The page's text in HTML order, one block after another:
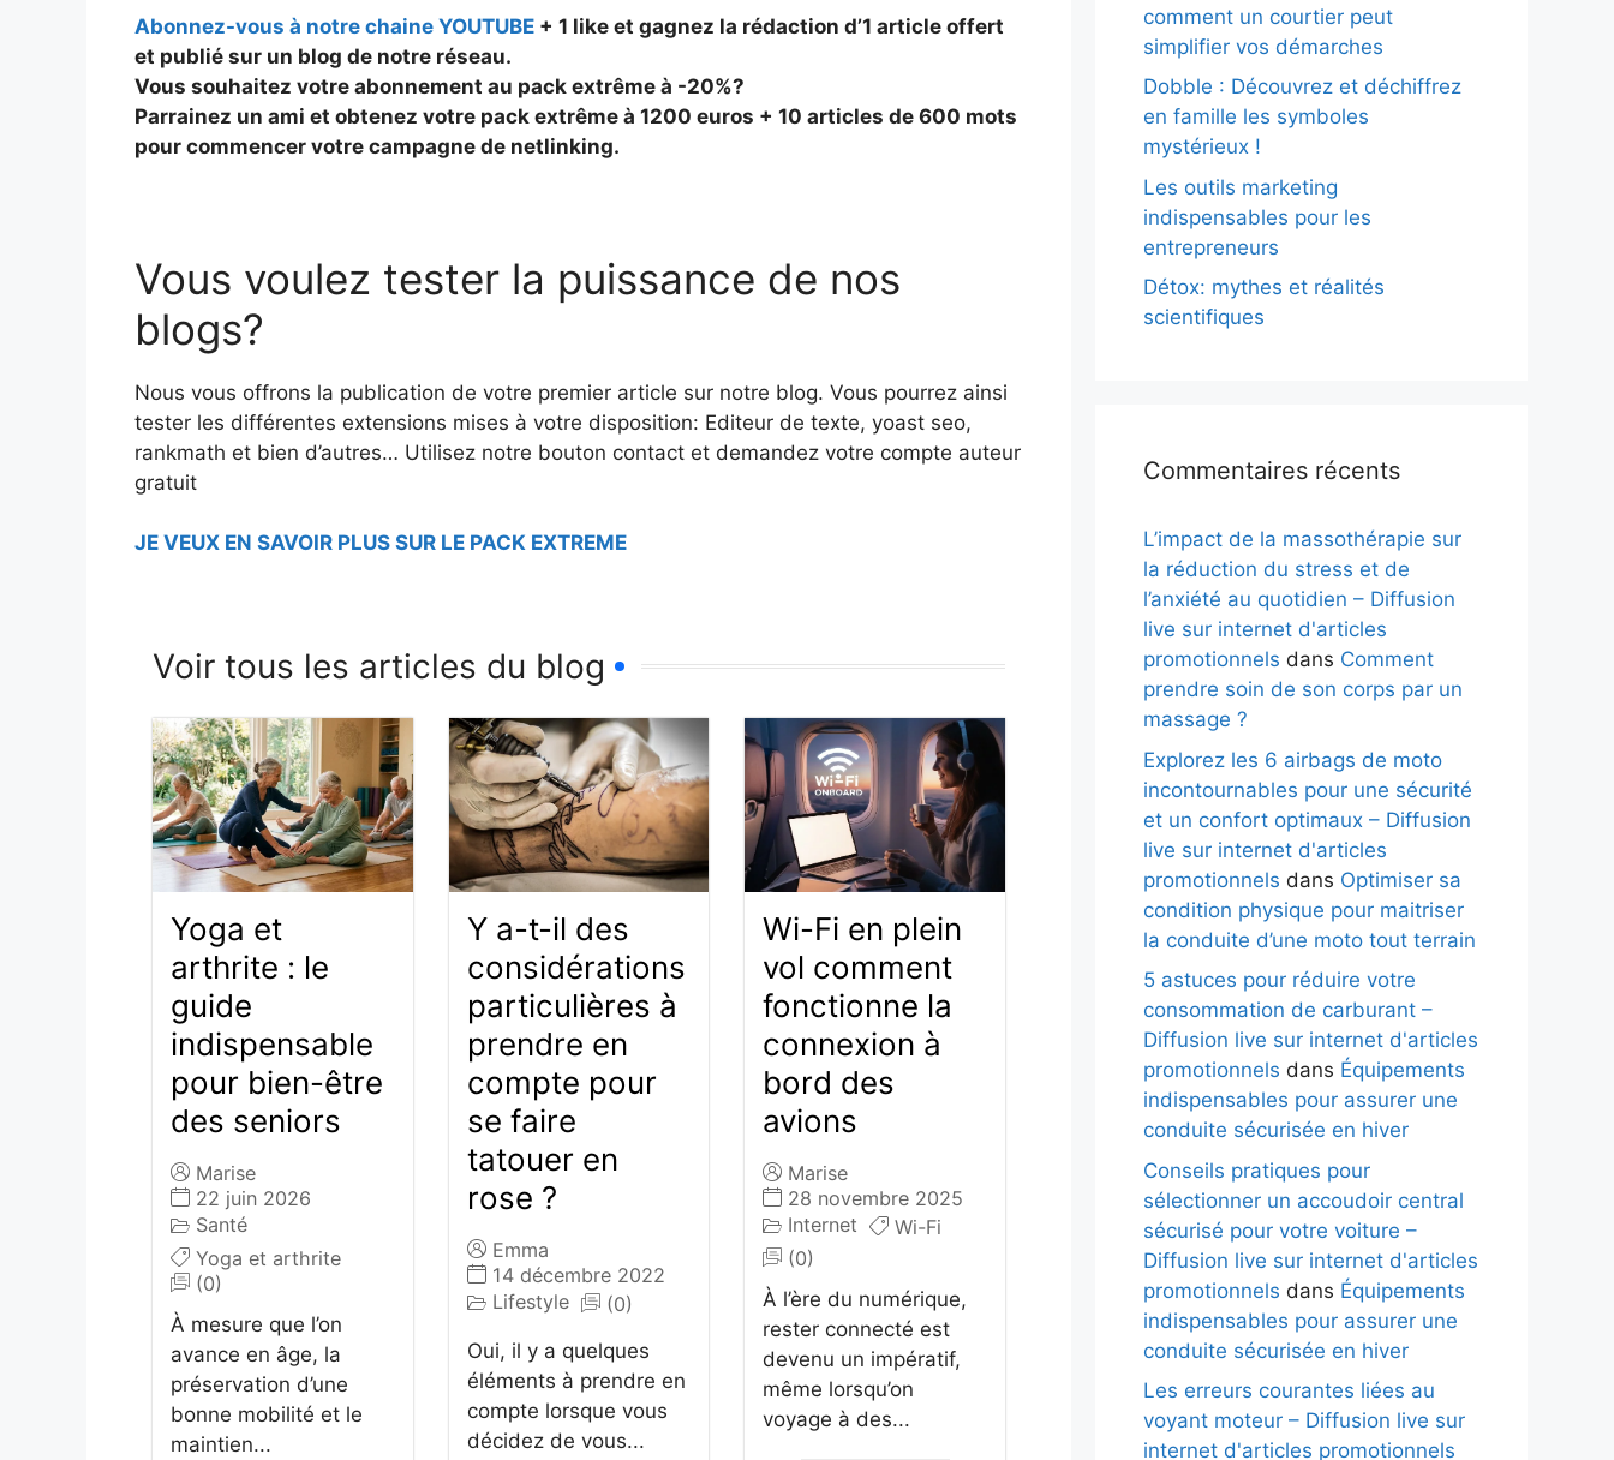
Abonnez-vous à notre chaine YOUTUBE + 1 like et gagnez la rédaction d’1 article offert
et publié sur un blog de notre réseau.
Vous souhaitez votre abonnement au pack extrême à -20%?
Parrainez un ami et obtenez votre pack extrême à 1200 euros + 10 articles de 600 mots
pour commencer votre campagne de netlinking.
Vous voulez tester la puissance de nos
blogs?
Nous vous offrons la publication de votre premier article sur notre blog. Vous pourrez ainsi
tester les différentes extensions mises à votre disposition: Editeur de texte, yoast seo,
rankmath et bien d’autres… Utilisez notre bouton contact et demandez votre compte auteur
gratuit
JE VEUX EN SAVOIR PLUS SUR LE PACK EXTREME
Voir tous les articles du blog
Yoga et
arthrite : le
guide
indispensable
pour bien-être
des seniors
Marise
22 juin 2026
Santé
Yoga et arthrite
(0)
À mesure que l’on
avance en âge, la
préservation d’une
bonne mobilité et le
maintien...
Y a-t-il des
considérations
particulières à
prendre en
compte pour
se faire
tatouer en
rose ?
Emma
14 décembre 2022
Lifestyle
(0)
Oui, il y a quelques
éléments à prendre en
compte lorsque vous
décidez de vous...
Wi-Fi en plein
vol comment
fonctionne la
connexion à
bord des
avions
Marise
28 novembre 2025
Internet
Wi-Fi
(0)
À l’ère du numérique,
rester connecté est
devenu un impératif,
même lorsqu’on
voyage à des...
comment un courtier peut
simplifier vos démarches
Dobble : Découvrez et déchiffrez
en famille les symboles
mystérieux !
Les outils marketing
indispensables pour les
entrepreneurs
Détox: mythes et réalités
scientifiques
Commentaires récents
L’impact de la massothérapie sur
la réduction du stress et de
l’anxiété au quotidien – Diffusion
live sur internet d'articles
promotionnels dans Comment
prendre soin de son corps par un
massage ?
Explorez les 6 airbags de moto
incontournables pour une sécurité
et un confort optimaux – Diffusion
live sur internet d'articles
promotionnels dans Optimiser sa
condition physique pour maitriser
la conduite d’une moto tout terrain
5 astuces pour réduire votre
consommation de carburant –
Diffusion live sur internet d'articles
promotionnels dans Équipements
indispensables pour assurer une
conduite sécurisée en hiver
Conseils pratiques pour
sélectionner un accoudoir central
sécurisé pour votre voiture –
Diffusion live sur internet d'articles
promotionnels dans Équipements
indispensables pour assurer une
conduite sécurisée en hiver
Les erreurs courantes liées au
voyant moteur – Diffusion live sur
internet d'articles promotionnels